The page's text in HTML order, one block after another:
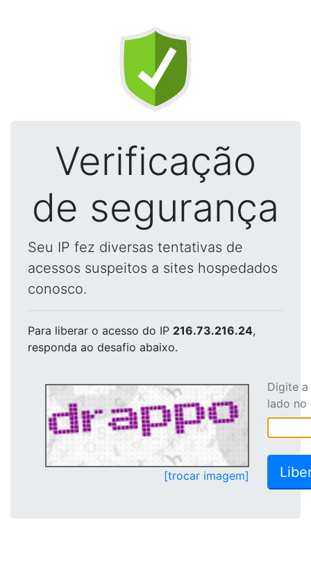
Verificação
de segurança
Seu IP fez diversas tentativas de
acessos suspeitos a sites hospedados
conosco.
Para liberar o acesso do IP 216.73.216.24,
responda ao desafio abaixo.
[trocar imagem]
Digite
lado no